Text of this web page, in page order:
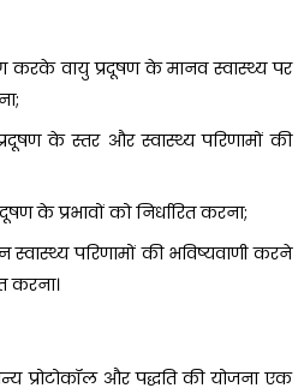
वायु प्रदूषण के मानव स्वास्थ्य पर
के स्तर और स्वास्थ्य परिणामों की
के प्रभावों को निर्धारित करना;
परिणामों की भविष्यवाणी करने
करना।
प्रोटोकॉल और पद्धति की योजना एक